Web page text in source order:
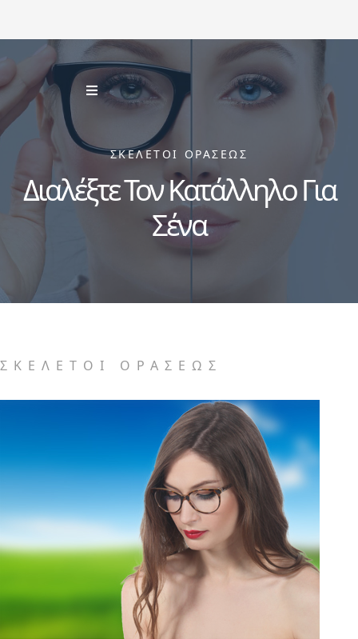
ΣΚΕΛΕΤΟΙ ΟΡΑΣΕΩΣ
Διαλέξτε Τον Κατάλληλο Για
Σένα
ΣΚΕΛΕΤΟΙ ΟΡΑΣΕΩΣ